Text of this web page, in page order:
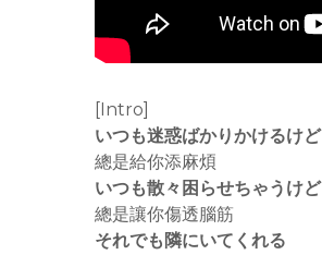
[Intro]
いつも迷惑ばかりかけるけど
總是給你添麻煩
いつも散々困らせちゃうけど
總是讓你傷透腦筋
それでも隣にいてくれる